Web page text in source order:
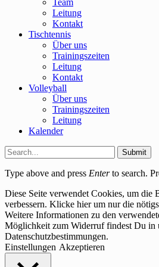
Team
Leitung
Kontakt
Tischtennis
Über uns
Trainingszeiten
Leitung
Kontakt
Volleyball
Über uns
Trainingszeiten
Leitung
Kalender
Submit
Type above and press Enterto search.
Diese Seite verwendet Cookies, um die
verbessern. Klicke hier um nur die
Weitere Informationen zu den
Möglichkeit zum Widerruf findest Du in
Datenschutzbestimmungen.
Einstellungen Akzeptieren